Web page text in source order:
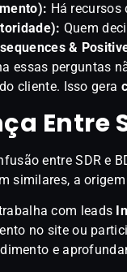
Há
Quem
&
essas perguntas
cliente. Isso gera
Entre
entre SDR e
similares, a
com leads
no site ou
e